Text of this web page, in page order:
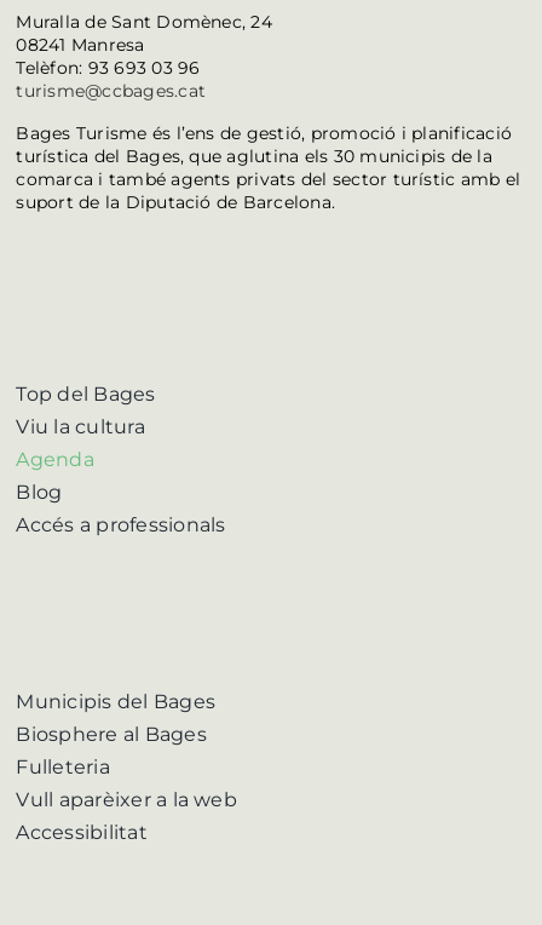
Muralla de Sant Domènec, 24
08241 Manresa
Telèfon: 93 693 03 96
turisme@ccbages.cat
Bages Turisme és l’ens de gestió, promoció i planificació
turística del Bages, que aglutina els 30 municipis de la
comarca i també agents privats del sector turístic amb el
suport de la Diputació de Barcelona.
Top del Bages
Viu la cultura
Agenda
Blog
Accés a professionals
Municipis del Bages
Biosphere al Bages
Fulleteria
Vull aparèixer a la web
Accessibilitat